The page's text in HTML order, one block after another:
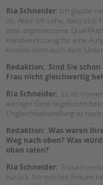
Seminarräume
STADTTEILARBEIT
PROFIL | LEITBILD
Bereiche im Überblick
Kinder- und
Unsere Videos
Gesellschafter VdK
schoolcoach BTL
tandem international
KARRIERE
Ria Schneider: Ich glaube
ist. Aber ich sehe, dass sich
eine angemessene
Handwerkszeug für eine
kommt dann auch dem
Redaktion: Sind Sie
Frau nicht gleichwertig
Ria Schneider: Es ist
weniger Geld angeboten
Ungleichbehandlung ist
Redaktion: Was waren
Weg nach oben? Was
oben raten?
Ria Schneider: Frauen
zurück. Ich möchte Frauen